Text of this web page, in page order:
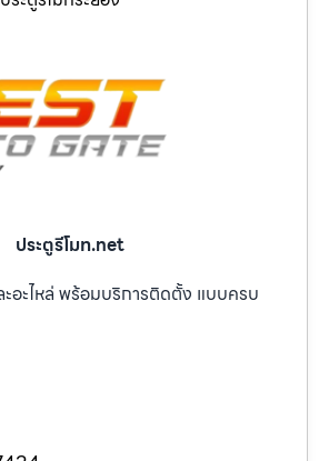
ประตูรีโมท.net
ะอะไหล่ พร้อมบริการติดตั้ง แบบครบ